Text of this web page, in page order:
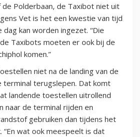
Polderbaan, de Taxibot niet uit
Vet is het een kwestie van tijd
kan worden ingezet. “Die
Taxibots moeten er ook bij de
komen.”
niet na de landing van de
terminal terugslepen. Dat komt
landende toestellen uitrollend
naar de terminal rijden en
gebruiken dan tijdens het
wat ook meespeelt is dat